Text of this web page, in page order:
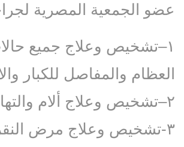
عضو الجمعية المصرية
١–تشخيص وعلاج جميع
العظام والمفاصل للكبار
٢–تشخيص وعلاج ألام والتهاب المفاصل
٣-تشخيص وعلاج مرض